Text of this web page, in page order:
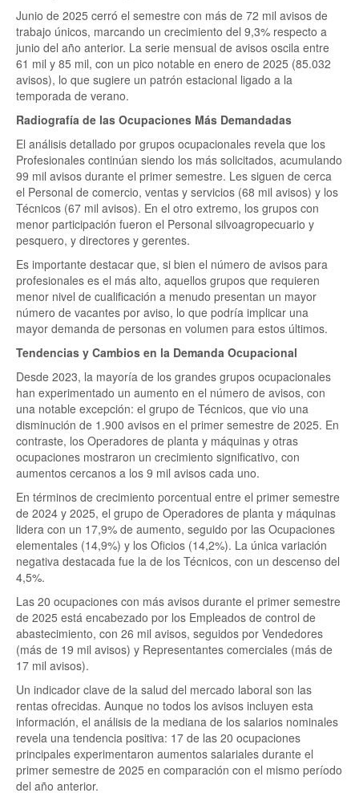
Junio de 2025 cerró el semestre con más de 72 mil avisos de
trabajo únicos, marcando un crecimiento del 9,3% respecto a
junio del año anterior. La serie mensual de avisos oscila entre
61 mil y 85 mil, con un pico notable en enero de 2025 (85.032
avisos), lo que sugiere un patrón estacional ligado a la
temporada de verano.
Radiografía de las Ocupaciones Más Demandadas
El análisis detallado por grupos ocupacionales revela que los
Profesionales continúan siendo los más solicitados, acumulando
99 mil avisos durante el primer semestre. Les siguen de cerca
el Personal de comercio, ventas y servicios (68 mil avisos) y los
Técnicos (67 mil avisos). En el otro extremo, los grupos con
menor participación fueron el Personal silvoagropecuario y
pesquero, y directores y gerentes.
Es importante destacar que, si bien el número de avisos para
profesionales es el más alto, aquellos grupos que requieren
menor nivel de cualificación a menudo presentan un mayor
número de vacantes por aviso, lo que podría implicar una
mayor demanda de personas en volumen para estos últimos.
Tendencias y Cambios en la Demanda Ocupacional
Desde 2023, la mayoría de los grandes grupos ocupacionales
han experimentado un aumento en el número de avisos, con
una notable excepción: el grupo de Técnicos, que vio una
disminución de 1.900 avisos en el primer semestre de 2025. En
contraste, los Operadores de planta y máquinas y otras
ocupaciones mostraron un crecimiento significativo, con
aumentos cercanos a los 9 mil avisos cada uno.
En términos de crecimiento porcentual entre el primer semestre
de 2024 y 2025, el grupo de Operadores de planta y máquinas
lidera con un 17,9% de aumento, seguido por las Ocupaciones
elementales (14,9%) y los Oficios (14,2%). La única variación
negativa destacada fue la de los Técnicos, con un descenso del
4,5%.
Las 20 ocupaciones con más avisos durante el primer semestre
de 2025 está encabezado por los Empleados de control de
abastecimiento, con 26 mil avisos, seguidos por Vendedores
(más de 19 mil avisos) y Representantes comerciales (más de
17 mil avisos).
Un indicador clave de la salud del mercado laboral son las
rentas ofrecidas. Aunque no todos los avisos incluyen esta
información, el análisis de la mediana de los salarios nominales
revela una tendencia positiva: 17 de las 20 ocupaciones
principales experimentaron aumentos salariales durante el
primer semestre de 2025 en comparación con el mismo período
del año anterior.